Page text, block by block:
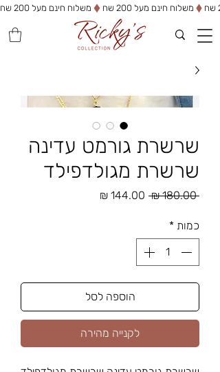
משלוח חינם מעל 200 שח
שרשרת גורמט עדינה
שרשרת מגולדפילד
‏180.00 ‏₪
מחיר
כמות *
הוספה לסל
לקנייה מהירה